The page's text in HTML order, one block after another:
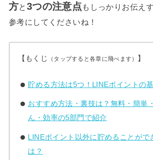
方と 3つの注意点 もしっかりお伝え
参考にしてくださいね！
【もくじ （タップすると各章に飛べます） 】
貯める方法は5つ！LINEポイントの
おすすめ方法・裏技は？無料・簡単
ん・効率の5部門で紹介
LINEポイント以外に貯めることがで
は？